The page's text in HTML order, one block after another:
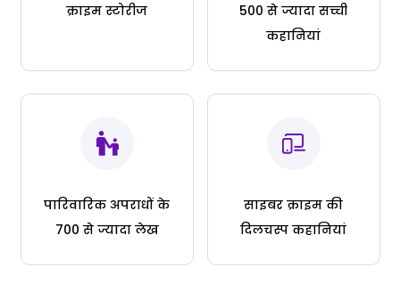
क्राइम स्टोरीज
500 से ज्यादा सच्ची
कहानियां
पारिवारिक अपराधों के
700 से ज्यादा लेख
साइबर क्राइम की
दिलचस्प कहानियां